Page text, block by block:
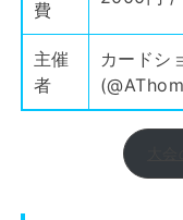
費
主催
者
カードシ
(